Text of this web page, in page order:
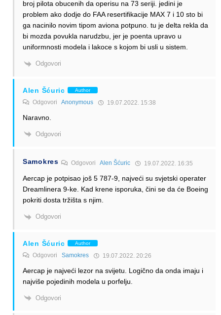
broj pilota obucenih da operisu na 73 seriji. jedini je
problem ako dodje do FAA resertifikacije MAX 7 i 10 sto bi
ga nacinilo novim tipom aviona potpuno. tu je delta rekla da
bi mozda povukla narudzbu, jer je poenta upravo u
uniformnosti modela i lakoce s kojom bi usli u sistem.
Odgovori
Alen Šćuric Author
Odgovori Anonymous 19.07.2022. 15:38
Naravno.
Odgovori
Samokres Odgovori Alen Šćuric 19.07.2022. 16:35
Aercap je potpisao još 5 787-9, najveći su svjetski operater
Dreamlinera 9-ke. Kad krene isporuka, čini se da će Boeing
pokriti dosta tržišta s njim.
Odgovori
Alen Šćuric Author
Odgovori Samokres 19.07.2022. 20:26
Aercap je najveći lezor na svijetu. Logično da onda imaju i
najviše pojedinih modela u porfelju.
Odgovori